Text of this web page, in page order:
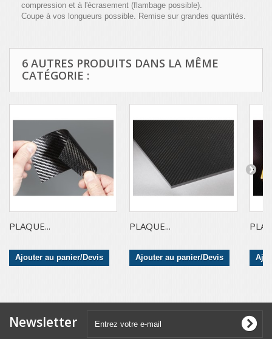
compression et à l'écrasement (flambage possible).
Coupe à vos longueurs possible. Remise sur grandes quantités.
6 AUTRES PRODUITS DANS LA MÊME
CATÉGORIE :
PLAQUE...
Ajouter au panier/Devis
PLAQUE...
Ajouter au panier/Devis
Newsletter